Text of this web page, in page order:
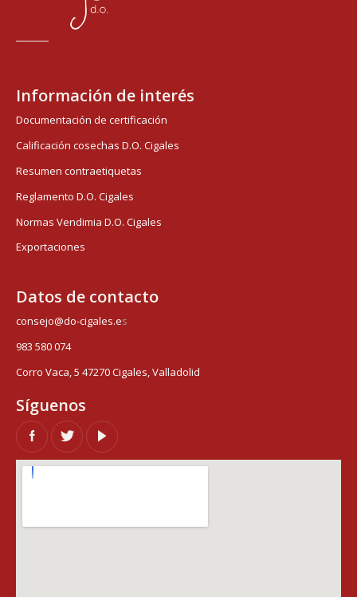
Información de interés
Documentación de certificación
Calificación cosechas D.O. Cigales
Resumen contraetiquetas
Reglamento D.O. Cigales
Normas Vendimia D.O. Cigales
Exportaciones
Datos de contacto
consejo@do-cigales.es
983 580 074
Corro Vaca, 5 47270 Cigales, Valladolid
Síguenos